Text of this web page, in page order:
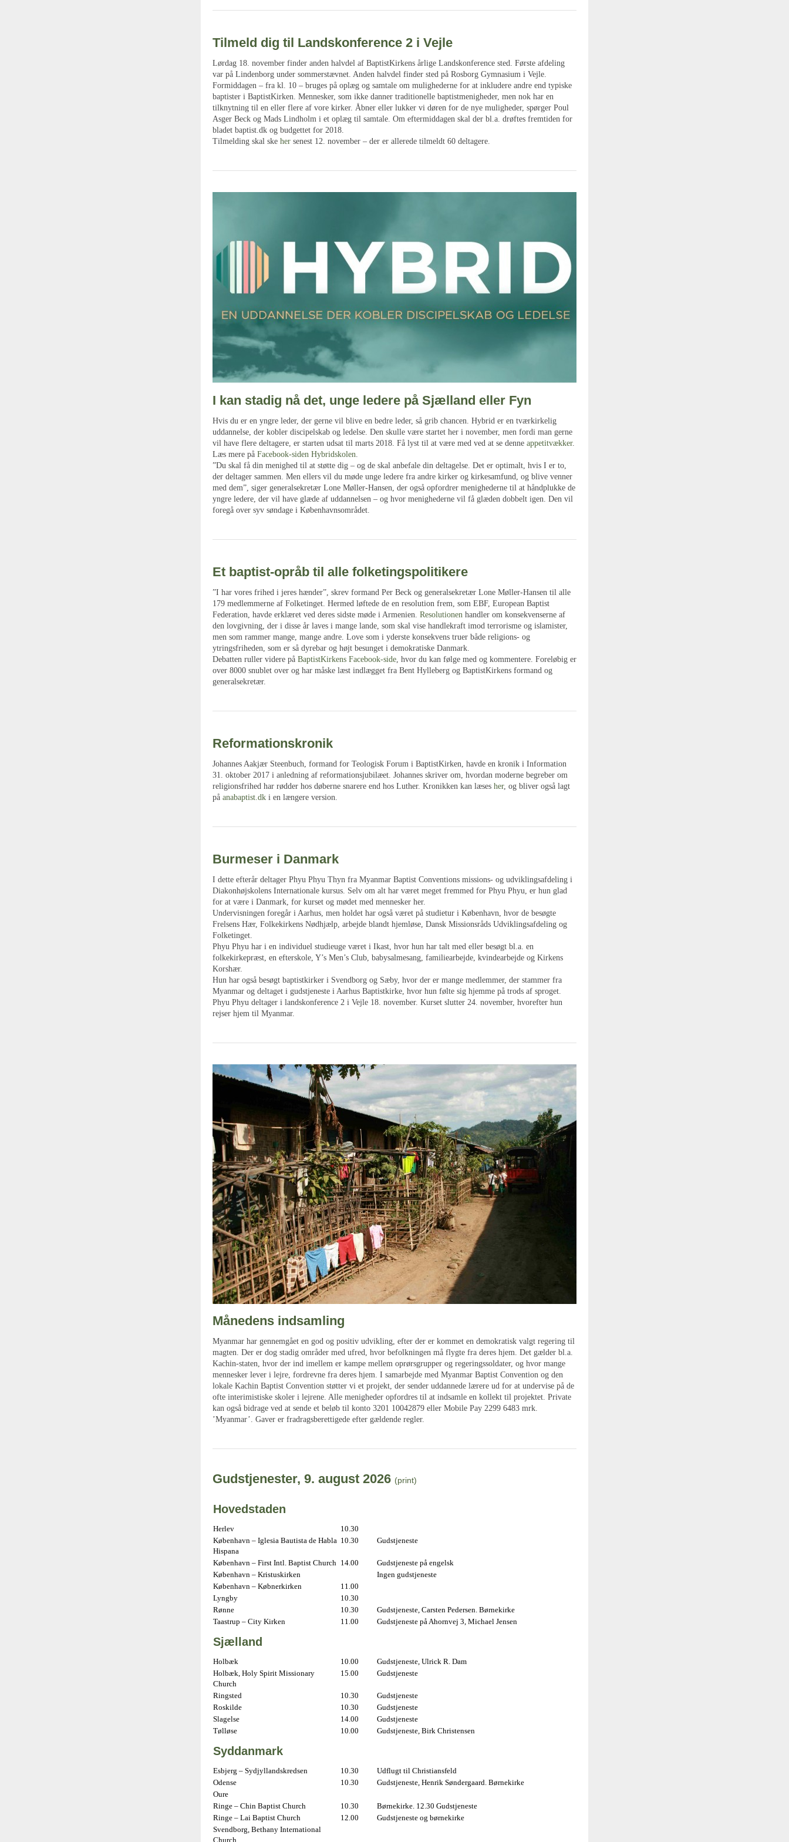
Tilmeld dig til Landskonference 2 i Vejle
Lørdag 18. november finder anden halvdel af BaptistKirkens årlige Landskonference sted. Første afdeling
var på Lindenborg under sommerstævnet. Anden halvdel finder sted på Rosborg Gymnasium i Vejle.
Formiddagen – fra kl. 10 – bruges på oplæg og samtale om mulighederne for at inkludere andre end typiske
baptister i BaptistKirken. Mennesker, som ikke danner traditionelle baptistmenigheder, men nok har en
tilknytning til en eller flere af vore kirker. Åbner eller lukker vi døren for de nye muligheder, spørger Poul
Asger Beck og Mads Lindholm i et oplæg til samtale. Om eftermiddagen skal der bl.a. drøftes fremtiden for
bladet baptist.dk og budgettet for 2018.
Tilmelding skal ske her senest 12. november – der er allerede tilmeldt 60 deltagere.
I kan stadig nå det, unge ledere på Sjælland eller Fyn
Hvis du er en yngre leder, der gerne vil blive en bedre leder, så grib chancen. Hybrid er en tværkirkelig
uddannelse, der kobler discipelskab og ledelse. Den skulle være startet her i november, men fordi man gerne
vil have flere deltagere, er starten udsat til marts 2018. Få lyst til at være med ved at se denne appetitvækker.
Læs mere på Facebook-siden Hybridskolen.
”Du skal få din menighed til at støtte dig – og de skal anbefale din deltagelse. Det er optimalt, hvis I er to,
der deltager sammen. Men ellers vil du møde unge ledere fra andre kirker og kirkesamfund, og blive venner
med dem”, siger generalsekretær Lone Møller-Hansen, der også opfordrer menighederne til at håndplukke de
yngre ledere, der vil have glæde af uddannelsen – og hvor menighederne vil få glæden dobbelt igen. Den vil
foregå over syv søndage i Københavnsområdet.
Et baptist-opråb til alle folketingspolitikere
”I har vores frihed i jeres hænder”, skrev formand Per Beck og generalsekretær Lone Møller-Hansen til alle
179 medlemmerne af Folketinget. Hermed løftede de en resolution frem, som EBF, European Baptist
Federation, havde erklæret ved deres sidste møde i Armenien. Resolutionen handler om konsekvenserne af
den lovgivning, der i disse år laves i mange lande, som skal vise handlekraft imod terrorisme og islamister,
men som rammer mange, mange andre. Love som i yderste konsekvens truer både religions- og
ytringsfriheden, som er så dyrebar og højt besunget i demokratiske Danmark.
Debatten ruller videre på BaptistKirkens Facebook-side, hvor du kan følge med og kommentere. Foreløbig er
over 8000 snublet over og har måske læst indlægget fra Bent Hylleberg og BaptistKirkens formand og
generalsekretær.
Reformationskronik
Johannes Aakjær Steenbuch, formand for Teologisk Forum i BaptistKirken, havde en kronik i Information
31. oktober 2017 i anledning af reformationsjubilæet. Johannes skriver om, hvordan moderne begreber om
religionsfrihed har rødder hos døberne snarere end hos Luther. Kronikken kan læses her, og bliver også lagt
på anabaptist.dk i en længere version.
Burmeser i Danmark
I dette efterår deltager Phyu Phyu Thyn fra Myanmar Baptist Conventions missions- og udviklingsafdeling i
Diakonhøjskolens Internationale kursus. Selv om alt har været meget fremmed for Phyu Phyu, er hun glad
for at være i Danmark, for kurset og mødet med mennesker her.
Undervisningen foregår i Aarhus, men holdet har også været på studietur i København, hvor de besøgte
Frelsens Hær, Folkekirkens Nødhjælp, arbejde blandt hjemløse, Dansk Missionsråds Udviklingsafdeling og
Folketinget.
Phyu Phyu har i en individuel studieuge været i Ikast, hvor hun har talt med eller besøgt bl.a. en
folkekirkepræst, en efterskole, Y’s Men’s Club, babysalmesang, familiearbejde, kvindearbejde og Kirkens
Korshær.
Hun har også besøgt baptistkirker i Svendborg og Sæby, hvor der er mange medlemmer, der stammer fra
Myanmar og deltaget i gudstjeneste i Aarhus Baptistkirke, hvor hun følte sig hjemme på trods af sproget.
Phyu Phyu deltager i landskonference 2 i Vejle 18. november. Kurset slutter 24. november, hvorefter hun
rejser hjem til Myanmar.
Månedens indsamling
Myanmar har gennemgået en god og positiv udvikling, efter der er kommet en demokratisk valgt regering til
magten. Der er dog stadig områder med ufred, hvor befolkningen må flygte fra deres hjem. Det gælder bl.a.
Kachin-staten, hvor der ind imellem er kampe mellem oprørsgrupper og regeringssoldater, og hvor mange
mennesker lever i lejre, fordrevne fra deres hjem. I samarbejde med Myanmar Baptist Convention og den
lokale Kachin Baptist Convention støtter vi et projekt, der sender uddannede lærere ud for at undervise på de
ofte interimistiske skoler i lejrene. Alle menigheder opfordres til at indsamle en kollekt til projektet. Private
kan også bidrage ved at sende et beløb til konto 3201 10042879 eller Mobile Pay 2299 6483 mrk.
’Myanmar’. Gaver er fradragsberettigede efter gældende regler.
Gudstjenester, 9. august 2026 (print)
Hovedstaden
Herlev
10.30
København – Iglesia Bautista de Habla
Hispana
10.30 Gudstjeneste
København – First Intl. Baptist Church 14.00
Gudstjeneste på engelsk
København – Kristuskirken
Ingen gudstjeneste
København – Købnerkirken
11.00
Lyngby
10.30
Rønne
10.30
Gudstjeneste, Carsten Pedersen. Børnekirke
Taastrup – City Kirken
11.00 Gudstjeneste på Ahornvej 3, Michael Jensen
Sjælland
Holbæk 10.00
Gudstjeneste, Ulrick R. Dam
Holbæk, Holy Spirit Missionary
Church
15.00 Gudstjeneste
Ringsted 10.30
Gudstjeneste
Roskilde
10.30
Gudstjeneste
Slagelse
14.00
Gudstjeneste
Tølløse
10.00 Gudstjeneste, Birk Christensen
Syddanmark
Esbjerg – Sydjyllandskredsen 10.30
Udflugt til Christiansfeld
Odense
10.30
Gudstjeneste, Henrik Søndergaard. Børnekirke
Oure
Ringe – Chin Baptist Church
10.30
Børnekirke. 12.30 Gudstjeneste
Ringe – Lai Baptist Church
12.00
Gudstjeneste og børnekirke
Svendborg, Bethany International
Church